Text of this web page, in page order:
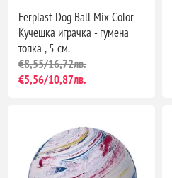
Ferplast Dog Ball Mix Color -
Кучешка играчка - гумена
топка , 5 см.
€8,55/16,72лв.
€5,56/10,87лв.